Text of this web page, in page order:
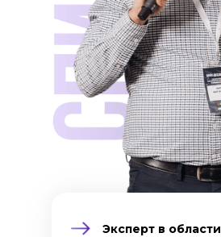
Эксперт в области